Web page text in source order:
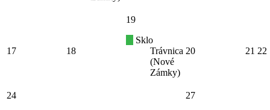
17 18
19
Sklo
Trávnica
(Nové
Zámky)
20 21 22
24
27